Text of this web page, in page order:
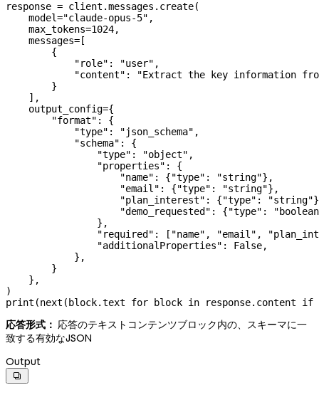
response = client.messages.create(
    model
="claude-opus-5" ,
    max_tokens
=1024,
    messages
= [
        {
            "role"
: "user" ,
            "content"
:
"Extract the key information
        }
    ],
    output_config
={
        "format"
: {
            "type"
: "json_schema" ,
            "schema"
: {
                "type"
: "object" ,
                "properties"
: {
                    "name"
: {"type" : "string"},
                    "email"
: {"type" : "string"},
                    "plan_interest"
: {"type" : "string"
                    "demo_requested"
: {"type" :
                },
                "required"
: [ "name" , "email" ,
                "additionalProperties"
: False,
            },
        }
    },
)
print (next (block.text for block in response.content if
応答形式： 応答のテキストコンテンツブロック内の、スキーマに一
致する有効なJSON
Output
